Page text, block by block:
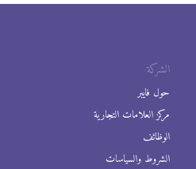
الشركة
حول فايبر
مركز العلامات التجارية
الوظائف
الشروط والسياسات